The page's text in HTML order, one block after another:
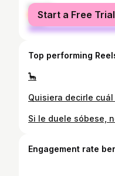
female
male
Start a Free
Top performing
🦕
Si le duele sóbese,
Engagement rate